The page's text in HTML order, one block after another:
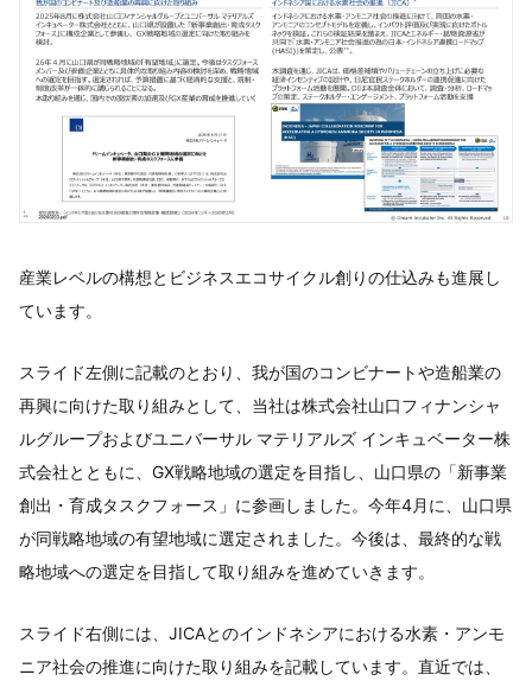
産業レベルの構想とビジネスエコサイクル創りの仕込みも進展し
ています。
スライド左側に記載のとおり、我が国のコンビナートや造船業の
再興に向けた取り組みとして、当社は株式会社山口フィナンシャ
ルグループおよびユニバーサル マテリアルズ インキュベーター株
式会社とともに、GX戦略地域の選定を目指し、山口県の「新事業
創出・育成タスクフォース」に参画しました。今年4月に、山口県
が同戦略地域の有望地域に選定されました。今後は、最終的な戦
略地域への選定を目指して取り組みを進めていきます。
スライド右側には、JICAとのインドネシアにおける水素・アンモ
ニア社会の推進に向けた取り組みを記載しています。直近では、